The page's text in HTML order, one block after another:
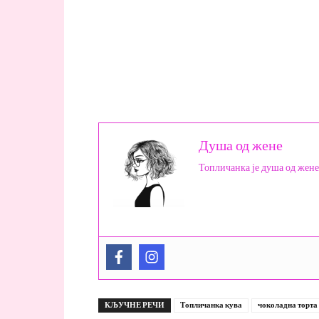
Душа од жене
Топличанка је душа од
КЉУЧНЕ РЕЧИ Топличанка кува чоколадна торта